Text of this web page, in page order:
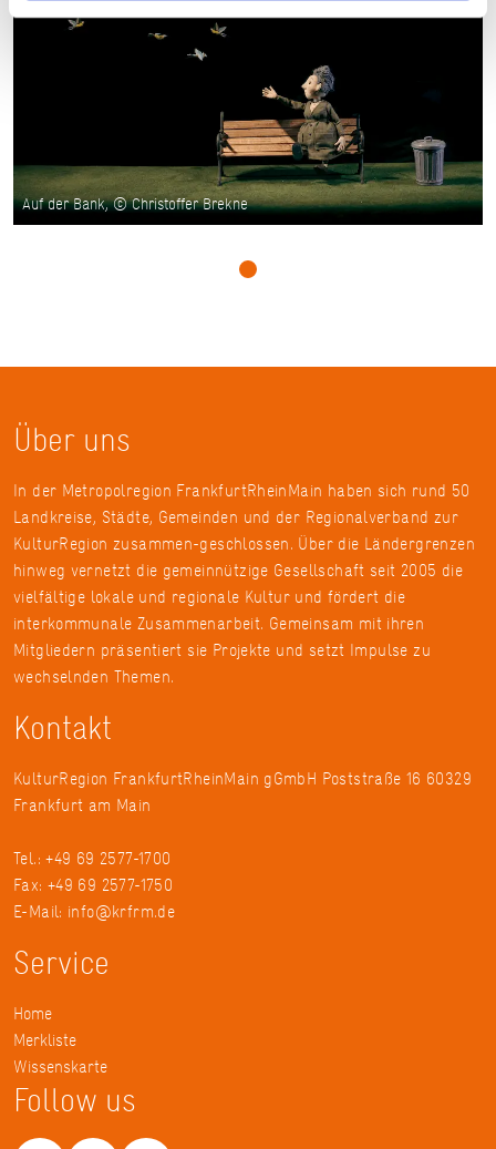
Auf der Bank, © Christoffer Brekne
Über uns
In der Metropolregion FrankfurtRheinMain haben sich rund 50
Landkreise, Städte, Gemeinden und der Regionalverband zur
KulturRegion zusammen-geschlossen. Über die Ländergrenzen
hinweg vernetzt die gemeinnützige Gesellschaft seit 2005 die
vielfältige lokale und regionale Kultur und fördert die
interkommunale Zusammenarbeit. Gemeinsam mit ihren
Mitgliedern präsentiert sie Projekte und setzt Impulse zu
wechselnden Themen.
Kontakt
KulturRegion FrankfurtRheinMain gGmbH Poststraße 16 60329
Frankfurt am Main
Tel.: +49 69 2577-1700
Fax: +49 69 2577-1750
E-Mail: info@krfrm.de
Service
Home
Merkliste
Wissenskarte
Follow us